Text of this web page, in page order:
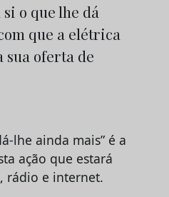
o que lhe dá
que a elétrica
sua oferta de
lhe ainda mais” é a
ação que estará
rádio e internet.